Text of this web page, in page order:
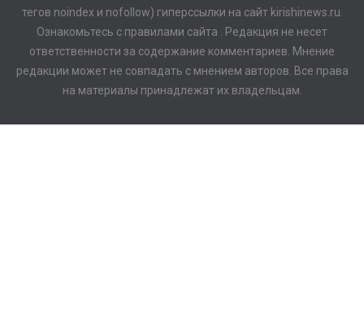
тегов noindex и nofollow) гиперссылки на сайт kirishinews.ru.
Ознакомьтесь с правилами сайта . Редакция не несет
ответственности за содержание комментариев. Мнение
редакции может не совпадать с мнением авторов. Все права
на материалы принадлежат их владельцам.